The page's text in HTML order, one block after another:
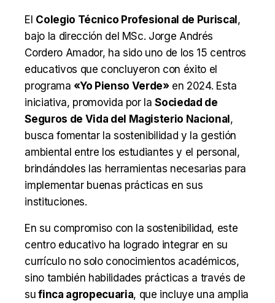
El Colegio Técnico Profesional de Puriscal,
bajo la dirección del MSc. Jorge Andrés
Cordero Amador, ha sido uno de los 15 centros
educativos que concluyeron con éxito el
programa «Yo Pienso Verde»en 2024. Esta
iniciativa, promovida por laSociedad de
Seguros de Vida del Magisterio Nacional,
busca fomentar la sostenibilidad y la gestión
ambiental entre los estudiantes y el personal,
brindándoles las herramientas necesarias para
implementar buenas prácticas en sus
instituciones.
En su compromiso con la sostenibilidad, este
centro educativo ha logrado integrar en su
currículo no solo conocimientos académicos,
sino también habilidades prácticas a través de
su finca agropecuaria, que incluye una amplia